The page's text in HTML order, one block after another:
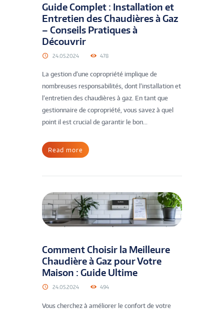
Guide Complet : Installation et
Entretien des Chaudières à Gaz
– Conseils Pratiques à
Découvrir
24.05.2024 478
La gestion d’une copropriété implique de
nombreuses responsabilités, dont l’installation et
l’entretien des chaudières à gaz. En tant que
gestionnaire de copropriété, vous savez à quel
point il est crucial de garantir le bon...
Read more
Comment Choisir la Meilleure
Chaudière à Gaz pour Votre
Maison : Guide Ultime
24.05.2024 494
Vous cherchez à améliorer le confort de votre